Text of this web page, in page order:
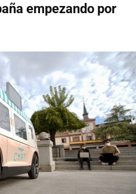
empezando por